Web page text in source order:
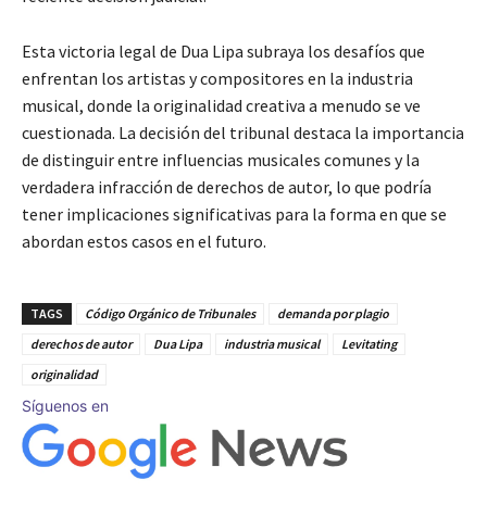
Esta victoria legal de Dua Lipa subraya los desafíos que
enfrentan los artistas y compositores en la industria
musical, donde la originalidad creativa a menudo se ve
cuestionada. La decisión del tribunal destaca la importancia
de distinguir entre influencias musicales comunes y la
verdadera infracción de derechos de autor, lo que podría
tener implicaciones significativas para la forma en que se
abordan estos casos en el futuro.
TAGS Código Orgánico de Tribunales
demanda por plagio
derechos de autor
Dua Lipa industria musical
Levitating
originalidad
Síguenos en